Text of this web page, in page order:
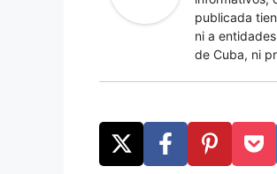
publicada
ni a
de Cuba, ni